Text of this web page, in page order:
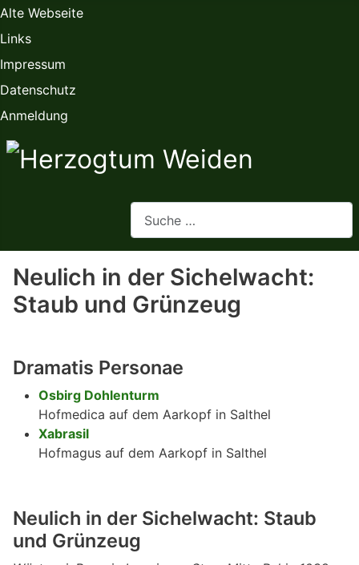
Alte Webseite
Links
Impressum
Datenschutz
Anmeldung
Neulich in der Sichelwacht:
Staub und Grünzeug
Dramatis Personae
Osbirg Dohlenturm
Hofmedica auf dem Aarkopf in Salthel
Xabrasil
Hofmagus auf dem Aarkopf in Salthel
Neulich in der Sichelwacht: Staub
und Grünzeug